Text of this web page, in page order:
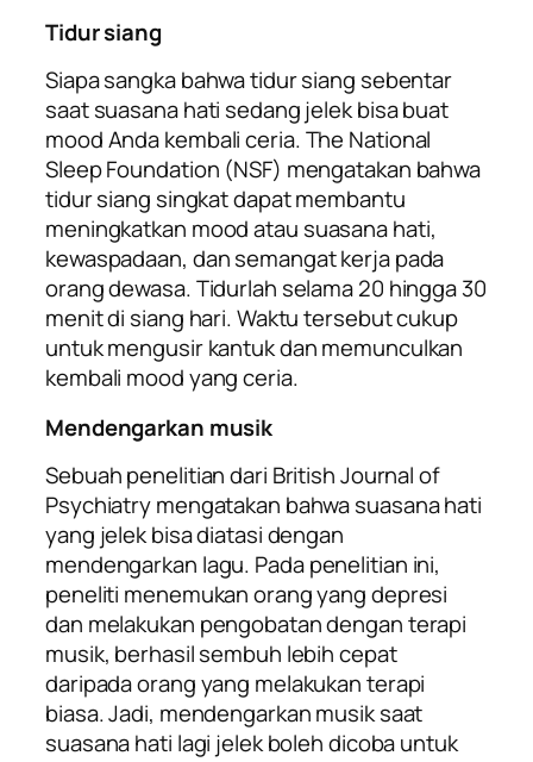
Tidur siang
Siapa sangka bahwa tidur siang sebentar
saat suasana hati sedang jelek bisa buat
moodAnda kembali ceria. The National
Sleep Foundation (NSF) mengatakan bahwa
tidur siang singkat dapat membantu
meningkatkan moodatau suasana hati,
kewaspadaan, dan semangat kerja pada
orang dewasa. Tidurlah selama 20 hingga 30
menit di siang hari. Waktu tersebut cukup
untuk mengusir kantuk dan memunculkan
kembali moodyang ceria.
Mendengarkan musik
Sebuah penelitian dari British Journal of
Psychiatry mengatakan bahwa suasana hati
yang jelek bisa diatasi dengan
mendengarkan lagu. Pada penelitian ini,
peneliti menemukan orang yang depresi
dan melakukan pengobatan dengan terapi
musik, berhasil sembuh lebih cepat
daripada orang yang melakukan terapi
biasa. Jadi, mendengarkan musik saat
suasana hati lagi jelek boleh dicoba untuk